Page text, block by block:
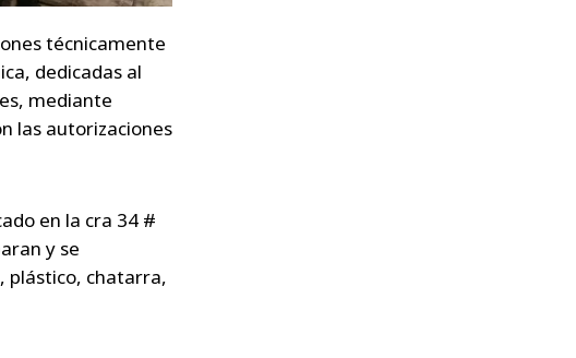
técnicamente
dedicadas al
mediante
las autorizaciones
en la cra 34 #
y se
plástico, chatarra,